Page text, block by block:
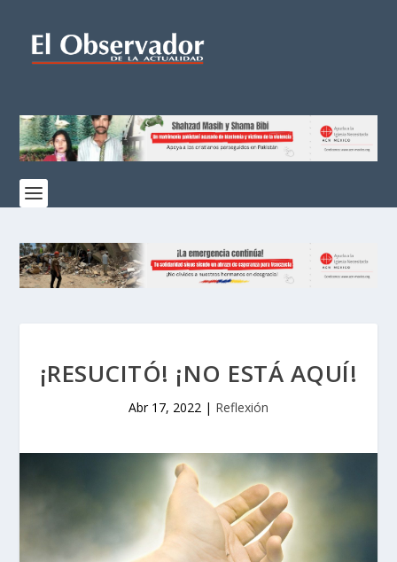
¡RESUCITÓ! ¡NO ESTÁ AQUÍ!
Abr 17, 2022 | Reflexión